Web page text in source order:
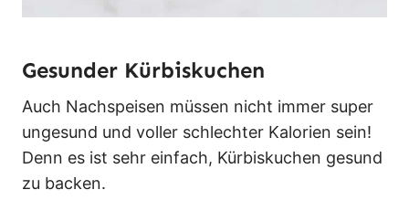
Gesunder Kürbiskuchen
Auch Nachspeisen müssen nicht immer super
ungesund und voller schlechter Kalorien sein!
Denn es ist sehr einfach, Kürbiskuchen gesund
zu backen.